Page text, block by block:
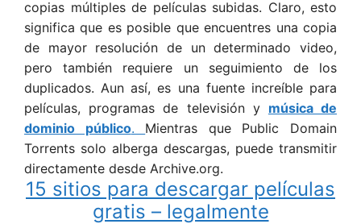
copias múltiples de películas subidas. Claro, esto
significa que es posible que encuentres una copia
de mayor resolución de un determinado video,
pero también requiere un seguimiento de los
duplicados. Aun así, es una fuente increíble para
películas, programas de televisión y música de
dominio público. Mientras que Public Domain
Torrents solo alberga descargas, puede transmitir
directamente desde Archive.org.
15 sitios para descargar películas
gratis – legalmente